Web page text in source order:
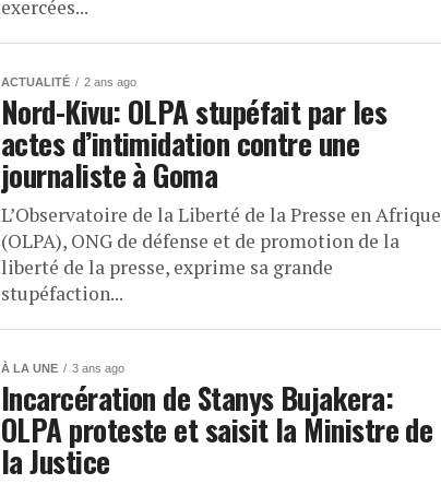
exercées...
ACTUALITÉ 2 ans ago
Nord-Kivu: OLPA stupéfait par les
actes d’intimidation contre une
journaliste à Goma
L’Observatoire de la Liberté de la Presse en Afrique
(OLPA), ONG de défense et de promotion de la
liberté de la presse, exprime sa grande
stupéfaction...
À LA UNE 3 ans ago
Incarcération de Stanys Bujakera:
OLPA proteste et saisit la Ministre de
la Justice